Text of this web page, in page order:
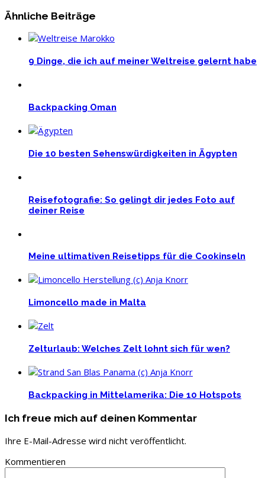
Ähnliche Beiträge
9 Dinge, die ich auf meiner Weltreise gelernt habe
Backpacking Oman
Die 10 besten Sehenswürdigkeiten in Ägypten
Reisefotografie: So gelingt dir jedes Foto auf
deiner Reise
Meine ultimativen Reisetipps für die Cookinseln
Limoncello made in Malta
Zelturlaub: Welches Zelt lohnt sich für wen?
Backpacking in Mittelamerika: Die 10 Hotspots
Ich freue mich auf deinen Kommentar
Ihre E-Mail-Adresse wird nicht veröffentlicht.
Kommentieren